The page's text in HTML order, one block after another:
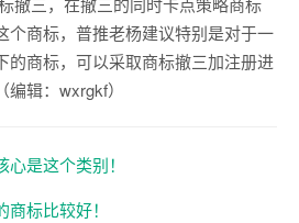
个商标，普推老杨建议特别是对于一
的商标，可以采取商标撤三加注册进
辑：wxrgkf）
是这个类别！
标比较好！